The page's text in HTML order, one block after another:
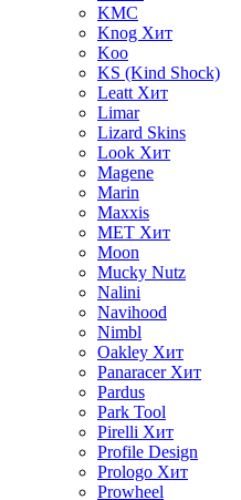
KMC
Knog Хит
Koo
KS (Kind Shock)
Leatt Хит
Limar
Lizard Skins
Look Хит
Magene
Marin
Maxxis
MET Хит
Moon
Mucky Nutz
Nalini
Navihood
Nimbl
Oakley Хит
Panaracer Хит
Pardus
Park Tool
Pirelli Хит
Profile Design
Prologo Хит
Prowheel